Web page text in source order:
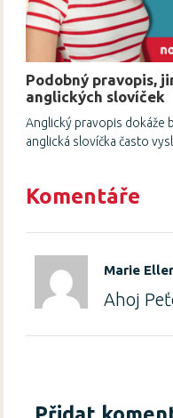
Podobný pravopis,
anglických slovíček
Anglický pravopis dokáže
anglická slovíčka často
Komentáře
Marie
Ahoj